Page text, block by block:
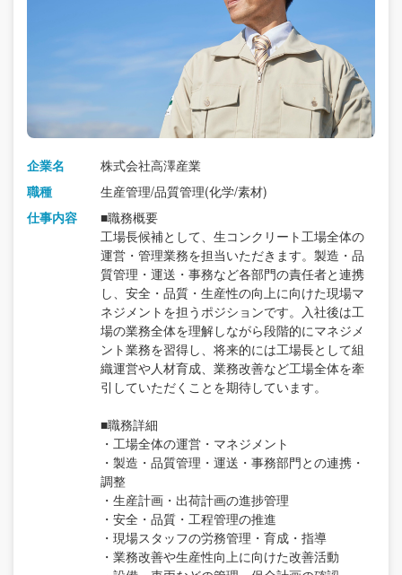
企業名
株式会社高澤産業
職種
生産管理/品質管理(化学/素材)
仕事内容
■職務概要
工場長候補として、生コンクリート工場全体の
運営・管理業務を担当いただきます。製造・品
質管理・運送・事務など各部門の責任者と連携
し、安全・品質・生産性の向上に向けた現場マ
ネジメントを担うポジションです。入社後は工
場の業務全体を理解しながら段階的にマネジメ
ント業務を習得し、将来的には工場長として組
織運営や人材育成、業務改善など工場全体を牽
引していただくことを期待しています。
■職務詳細
・工場全体の運営・マネジメント
・製造・品質管理・運送・事務部門との連携・
調整
・生産計画・出荷計画の進捗管理
・安全・品質・工程管理の推進
・現場スタッフの労務管理・育成・指導
・業務改善や生産性向上に向けた改善活動